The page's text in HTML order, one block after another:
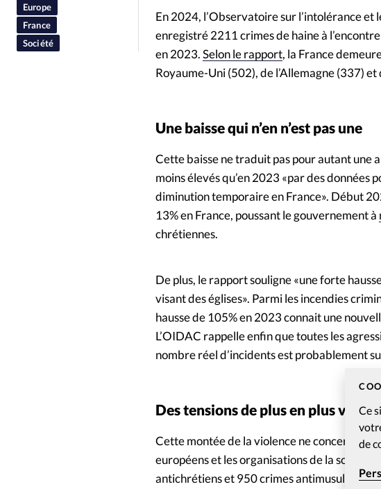
Ce
de
Europe
France
Société
En 2024, l’Observatoire sur l’intolérance
enregistré 2211 crimes de haine à
en 2023.Selon le rapport, la France
Royaume-Uni (502), de l’Allemagne (337)
Une baisse qui n’en n’est pas une
Cette baisse ne traduit pas pour autant une
moins élevés qu’en 2023 «par des
diminution temporaire en France». Début
13% en France, poussant le gouvernement à
chrétiennes.
De plus, le rapport souligne «une forte
visant des églises». Parmi les incendies
hausse de 105% en 2023 connait une
L’OIDAC rappelle enfin que toutes les
nombre réel d’incidents est probablement
Des tensions de plus en plus
Cette montée de la violence ne concerne
européens et les organisations de la
antichrétiens et 950 crimes antimusulmans